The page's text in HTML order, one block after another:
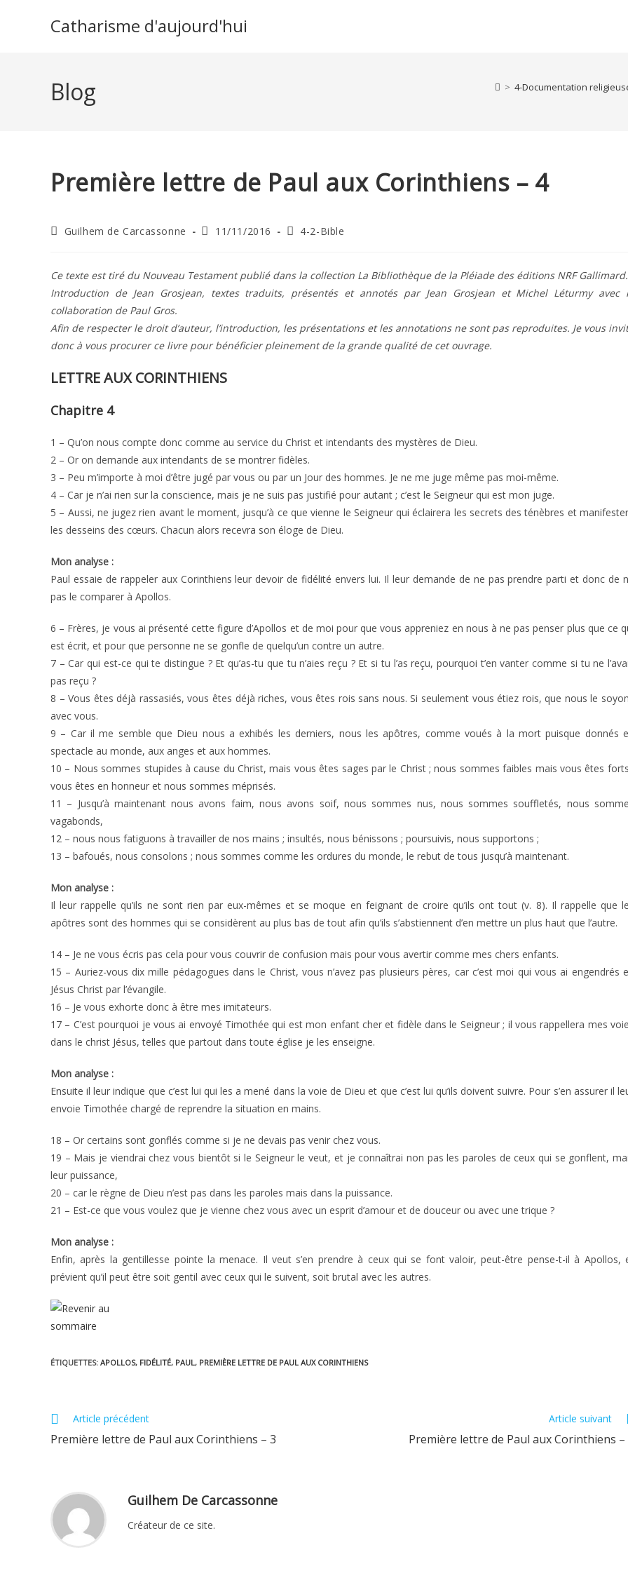
Catharisme d'aujourd'hui
Blog > 4-Documentation
Première lettre de Paul aux Corinthiens – 4
Auteur/autrice
publication :
Guilhem de Carcassonne
Publication
11/11/2016
Post4-2-Bible
Ce texte est tiré du Nouveau Testament publié dans la collection La Bibliothèque de la Pléiade des éditions NRF Gallimard.
Introduction de Jean Grosjean, textes traduits, présentés et annotés par Jean Grosjean et Michel Léturmy avec
collaboration de Paul Gros.
Afin de respecter le droit d’auteur, l’introduction, les présentations et les annotations ne sont pas reproduites. Je vous
donc à vous procurer ce livre pour bénéficier pleinement de la grande qualité de cet ouvrage.
LETTRE AUX CORINTHIENS
Chapitre 4
1 – Qu’on nous compte donc comme au service du Christ et intendants des mystères de Dieu.
2 – Or on demande aux intendants de se montrer fidèles.
3 – Peu m’importe à moi d’être jugé par vous ou par un Jour des hommes. Je ne me juge même pas moi-même.
4 – Car je n’ai rien sur la conscience, mais je ne suis pas justifié pour autant ; c’est le Seigneur qui est mon juge.
5 – Aussi, ne jugez rien avant le moment, jusqu’à ce que vienne le Seigneur qui éclairera les secrets des ténèbres et
les desseins des cœurs. Chacun alors recevra son éloge de Dieu.
Mon analyse :
Paul essaie de rappeler aux Corinthiens leur devoir de fidélité envers lui. Il leur demande de ne pas prendre parti et donc de
pas le comparer à Apollos.
6 – Frères, je vous ai présenté cette figure d’Apollos et de moi pour que vous appreniez en nous à ne pas penser plus que ce
est écrit, et pour que personne ne se gonfle de quelqu’un contre un autre.
7 – Car qui est-ce qui te distingue ? Et qu’as-tu que tu n’aies reçu ? Et si tu l’as reçu, pourquoi t’en vanter comme si tu ne
pas reçu ?
8 – Vous êtes déjà rassasiés, vous êtes déjà riches, vous êtes rois sans nous. Si seulement vous étiez rois, que nous le
avec vous.
9 – Car il me semble que Dieu nous a exhibés les derniers, nous les apôtres, comme voués à la mort puisque donnés
spectacle au monde, aux anges et aux hommes.
10 – Nous sommes stupides à cause du Christ, mais vous êtes sages par le Christ ; nous sommes faibles mais vous êtes
vous êtes en honneur et nous sommes méprisés.
11 – Jusqu’à maintenant nous avons faim, nous avons soif, nous sommes nus, nous sommes souffletés, nous
vagabonds,
12 – nous nous fatiguons à travailler de nos mains ; insultés, nous bénissons ; poursuivis, nous supportons ;
13 – bafoués, nous consolons ; nous sommes comme les ordures du monde, le rebut de tous jusqu’à maintenant.
Mon analyse :
Il leur rappelle qu’ils ne sont rien par eux-mêmes et se moque en feignant de croire qu’ils ont tout (v. 8). Il rappelle que
apôtres sont des hommes qui se considèrent au plus bas de tout afin qu’ils s’abstiennent d’en mettre un plus haut que l’autre.
14 – Je ne vous écris pas cela pour vous couvrir de confusion mais pour vous avertir comme mes chers enfants.
15 – Auriez-vous dix mille pédagogues dans le Christ, vous n’avez pas plusieurs pères, car c’est moi qui vous ai engendrés
Jésus Christ par l’évangile.
16 – Je vous exhorte donc à être mes imitateurs.
17 – C’est pourquoi je vous ai envoyé Timothée qui est mon enfant cher et fidèle dans le Seigneur ; il vous rappellera mes
dans le christ Jésus, telles que partout dans toute église je les enseigne.
Mon analyse :
Ensuite il leur indique que c’est lui qui les a mené dans la voie de Dieu et que c’est lui qu’ils doivent suivre. Pour s’en assurer il
envoie Timothée chargé de reprendre la situation en mains.
18 – Or certains sont gonflés comme si je ne devais pas venir chez vous.
19 – Mais je viendrai chez vous bientôt si le Seigneur le veut, et je connaîtrai non pas les paroles de ceux qui se gonflent,
leur puissance,
20 – car le règne de Dieu n’est pas dans les paroles mais dans la puissance.
21 – Est-ce que vous voulez que je vienne chez vous avec un esprit d’amour et de douceur ou avec une trique ?
Mon analyse :
Enfin, après la gentillesse pointe la menace. Il veut s’en prendre à ceux qui se font valoir, peut-être pense-t-il à Apollos,
prévient qu’il peut être soit gentil avec ceux qui le suivent, soit brutal avec les autres.
ÉTIQUETTES: APOLLOS, FIDÉLITÉ, PAUL, PREMIÈRE LETTRE DE PAUL AUX CORINTHIENS
Read
articles
Article précédent
Première lettre de Paul aux Corinthiens – 3
Article suivant
Première lettre de Paul aux Corinthiens –
Guilhem De Carcassonne
Créateur de ce site.